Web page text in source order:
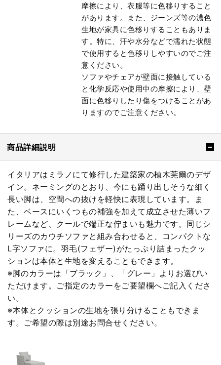
摩擦により、衣服等に色移りすること
があります。また、ジーンズ等の濃色
生地が家具に色移りすることもありま
す。特に、汗や水分などで濡れた状態
で使用すると色移りしやすいのでご注
意ください。
ソファやチェアが壁面に接触している
と化学反応や使用中の摩擦により、壁
面に色移りしたり傷をつけることがあ
りますのでご注意ください。
商品詳細説明
イタリアはミラノにて修行した建築家の植木莞爾のデザ
イン。ネーミングのとおり、今にも踊り出しそうな細く
長い脚は、空間への抜けを軽快に表現しています。ま
た、ベースにいくつもの補強を加えて成立させた薄いフ
レームなど、クールで端正な佇まいも魅力です。同じシ
リーズのカウチソファと組み合わせると、コンパクトな
L字ソファに。羽毛(フェザー)がたっぷり詰まったクッ
ションは本体と生地を変えることもできます。
※脚のカラーは「ブラック」、「グレー」よりお選びい
ただけます。ご指定のカラーをご要望欄へご記入くださ
い。
※本体とクッションの生地を張り分けることもできま
す。ご希望の際は別途お問合せください。